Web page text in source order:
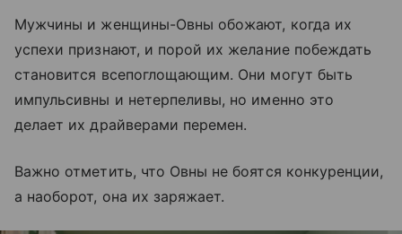
Мужчины и женщины-Овны обожают, когда их
успехи признают, и порой их желание побеждать
становится всепоглощающим. Они могут быть
импульсивны и нетерпеливы, но именно это
делает их драйверами перемен.
Важно отметить, что Овны не боятся конкуренции,
а наоборот, она их заряжает.